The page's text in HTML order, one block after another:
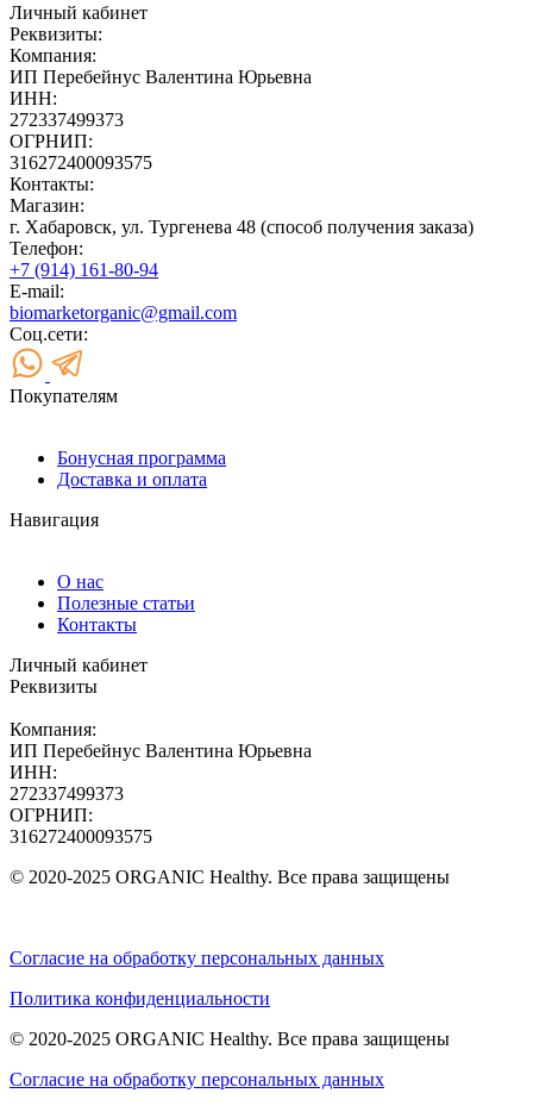
Личный кабинет
Реквизиты:
Компания:
ИП Перебейнус Валентина Юрьевна
ИНН:
272337499373
ОГРНИП:
316272400093575
Контакты:
Магазин:
г. Хабаровск, ул. Тургенева 48 (способ получения заказа)
Телефон:
+7 (914) 161-80-94
E-mail:
biomarketorganic@gmail.com
Соц.сети:
Покупателям
Бонусная программа
Доставка и оплата
Навигация
О нас
Полезные статьи
Контакты
Личный кабинет
Реквизиты
Компания:
ИП Перебейнус Валентина Юрьевна
ИНН:
272337499373
ОГРНИП:
316272400093575
© 2020-2025 ORGANIC Healthy. Все права защищены
Согласие на обработку персональных данных
Политика конфиденциальности
© 2020-2025 ORGANIC Healthy. Все права защищены
Согласие на обработку персональных данных